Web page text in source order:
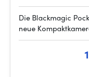
Die Blackmagic
neue